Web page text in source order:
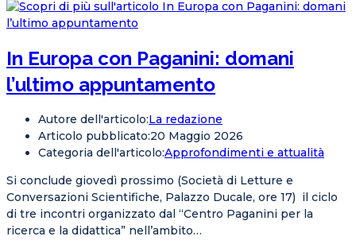
In Europa con Paganini: domani
l’ultimo appuntamento
Autore dell'articolo:La redazione
Articolo pubblicato:20 Maggio 2026
Categoria dell'articolo:Approfondimenti e attualità
Si conclude giovedì prossimo (Società di Letture e
Conversazioni Scientifiche, Palazzo Ducale, ore 17) il ciclo
di tre incontri organizzato dal “Centro Paganini per la
ricerca e la didattica” nell’ambito…